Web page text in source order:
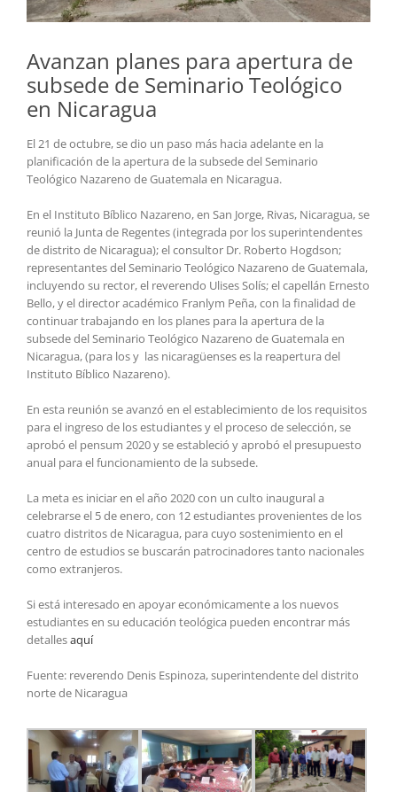
Avanzan planes para apertura de
subsede de Seminario Teológico
en Nicaragua
El 21 de octubre, se dio un paso más hacia adelante en la
planificación de la apertura de la subsede del Seminario
Teológico Nazareno de Guatemala en Nicaragua.
En el Instituto Bíblico Nazareno, en San Jorge, Rivas, Nicaragua, se
reunió la Junta de Regentes (integrada por los superintendentes
de distrito de Nicaragua); el consultor Dr. Roberto Hogdson;
representantes del Seminario Teológico Nazareno de Guatemala,
incluyendo su rector, el reverendo Ulises Solís; el capellán Ernesto
Bello, y el director académico Franlym Peña, con la finalidad de
continuar trabajando en los planes para la apertura de la
subsede del Seminario Teológico Nazareno de Guatemala en
Nicaragua, (para los y las nicaragüenses es la reapertura del
Instituto Bíblico Nazareno).
En esta reunión se avanzó en el establecimiento de los requisitos
para el ingreso de los estudiantes y el proceso de selección, se
aprobó el pensum 2020 y se estableció y aprobó el presupuesto
anual para el funcionamiento de la subsede.
La meta es iniciar en el año 2020 con un culto inaugural a
celebrarse el 5 de enero, con 12 estudiantes provenientes de los
cuatro distritos de Nicaragua, para cuyo sostenimiento en el
centro de estudios se buscarán patrocinadores tanto nacionales
como extranjeros.
Si está interesado en apoyar económicamente a los nuevos
estudiantes en su educación teológica pueden encontrar más
detallesaquí
Fuente: reverendo Denis Espinoza, superintendente del distrito
norte de Nicaragua